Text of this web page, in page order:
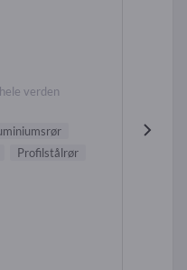
verden
Profilstålrør